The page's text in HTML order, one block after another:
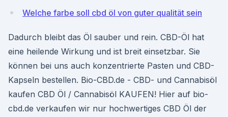
Welche farbe soll cbd öl von guter qualität sein
Dadurch bleibt das Öl sauber und rein. CBD-Öl hat
eine heilende Wirkung und ist breit einsetzbar. Sie
können bei uns auch konzentrierte Pasten und CBD-
Kapseln bestellen. Bio-CBD.de - CBD- und Cannabisöl
kaufen CBD Öl / Cannabisöl KAUFEN! Hier auf bio-
cbd.de verkaufen wir nur hochwertiges CBD Öl der